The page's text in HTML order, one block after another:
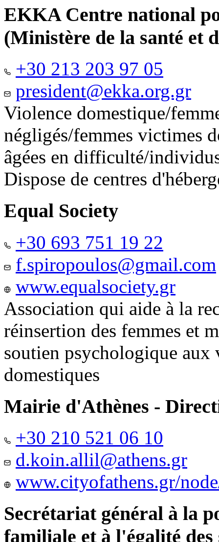
EKKA Centre national
(Ministère de la santé et
+30 213 203 97 05
president@ekka.org.gr
Violence domestique/
négligés/femmes victimes
âgées en difficulté/
Dispose de centres
Equal Society
+30 693 751 19 22
f.spiropoulos@gmail.com
www.equalsociety.gr
Association qui aide à la
réinsertion des femmes et
soutien psychologique aux
domestiques
Mairie d'Athènes -
+30 210 521 06 10
d.koin.allil@athens.gr
www.cityofathens.gr/
Secrétariat général à la
familiale et à l'égalité des